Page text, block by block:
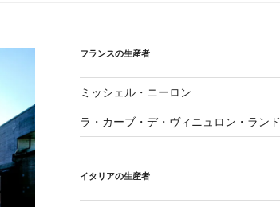
フランスの生産者
ミッシェル・ニーロン
ラ・カーブ・デ・ヴィニュロン・ランド
イタリアの生産者